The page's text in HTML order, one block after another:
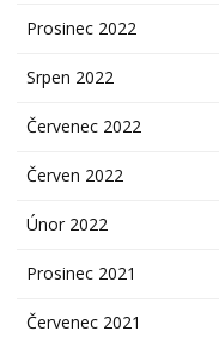
Prosinec 2022
Srpen 2022
Červenec 2022
Červen 2022
Únor 2022
Prosinec 2021
Červenec 2021